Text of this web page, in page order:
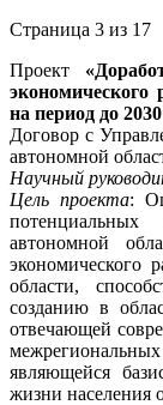
Страница 3 из 17
Проект
экономического
на период до
Договор с
автономной
Научный
Цель проекта:
потенциальных
автономной
экономического
области,
созданию в
отвечающей
являющейся
жизни населения